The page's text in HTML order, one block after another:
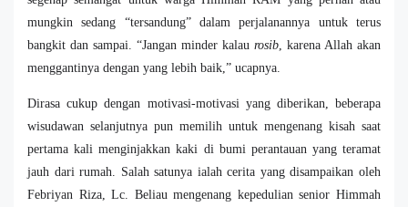
mungkin sedang “tersandung” dalam perjalanannya untuk terus
bangkit dan sampai. “Jangan minder kalau rosib, karena Allah akan
menggantinya dengan yang lebih baik,” ucapnya.
Dirasa cukup dengan motivasi-motivasi yang diberikan, beberapa
wisudawan selanjutnya pun memilih untuk mengenang kisah saat
pertama kali menginjakkan kaki di bumi perantauan yang teramat
jauh dari rumah. Salah satunya ialah cerita yang disampaikan oleh
Febriyan Riza, Lc. Beliau mengenang kepedulian senior Himmah